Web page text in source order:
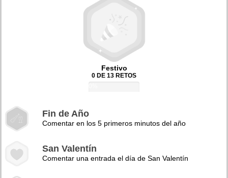
Festivo
0 DE 13 RETOS
Fin de Año
Comentar en los 5 primeros minutos del año
San Valentín
Comentar una entrada el día de San Valentín